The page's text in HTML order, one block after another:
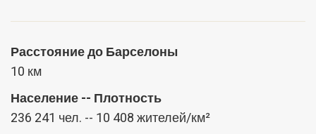
Расстояние до Барселоны
10 км
Население -- Плотность
236 241 чел. -- 10 408 жителей/км²